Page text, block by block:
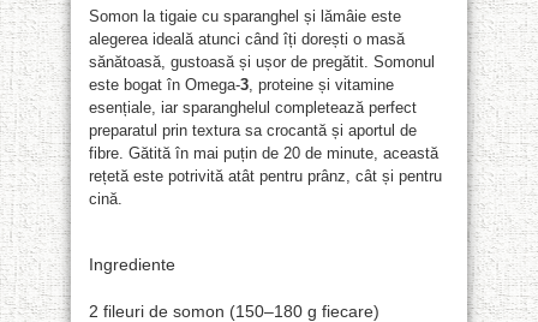
Somon la tigaie cu sparanghel și lămâie este
alegerea ideală atunci când îți dorești o masă
sănătoasă, gustoasă și ușor de pregătit. Somonul
este bogat în Omega-3, proteine și vitamine
esențiale, iar sparanghelul completează perfect
preparatul prin textura sa crocantă și aportul de
fibre. Gătită în mai puțin de 20 de minute, această
rețetă este potrivită atât pentru prânz, cât și pentru
cină.
Ingrediente
2 fileuri de somon (150–180 g fiecare)